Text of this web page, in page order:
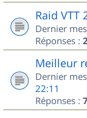
Raid VTT
Dernier
Réponses : 2
Meilleur
Dernier
22:11
Réponses : 7